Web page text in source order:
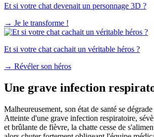
Et si votre chat devenait un personnage 3D ?
→ Je le transforme !
Et si votre chat cachait un véritable héros ?
→ Révéler son héros
Une grave infection
Malheureusement, son état de santé se
Atteinte d'une grave infection respiratoire,
et brûlante de fièvre, la chatte cesse de